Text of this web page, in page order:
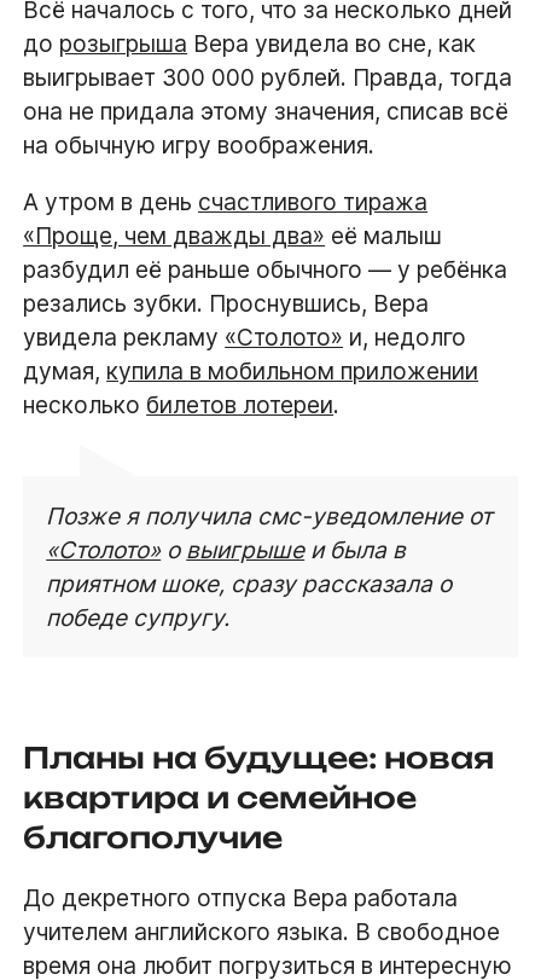
Всё началось с того, что за несколько дней
до розыгрыша Вера увидела во сне, как
выигрывает 300 000 рублей. Правда, тогда
она не придала этому значения, списав всё
на обычную игру воображения.
А утром в день счастливого тиража
«Проще, чем дважды два» её малыш
разбудил её раньше обычного — у ребёнка
резались зубки. Проснувшись, Вера
увидела рекламу «Столото» и, недолго
думая, купила в мобильном приложении
несколько билетов лотереи.
Позже я получила смс-уведомление от
«Столото»о выигрышеи была в
приятном шоке, сразу рассказала о
победе супругу.
Планы на будущее: новая
квартира и семейное
благополучие
До декретного отпуска Вера работала
учителем английского языка. В свободное
время она любит погрузиться в интересную